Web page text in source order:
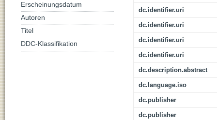
dc.identifier.uri
dc.identifier.uri
dc.identifier.uri
dc.identifier.uri
dc.description.abstract
dc.language.iso
dc.publisher
dc.publisher
Erscheinungsdatum
Autoren
Titel
DDC-Klassifikation